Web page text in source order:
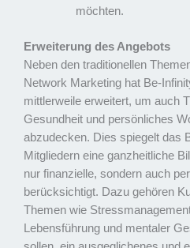
möchten.
Erweiterung des Angebots
Neben den traditionellen
Network Marketing hat Be-
mittlerweile erweitert, um auch
Gesundheit und persönliches
abzudecken. Dies spiegelt das
Mitgliedern eine ganzheitliche
nur finanzielle, sondern auch
berücksichtigt. Dazu gehören
Themen wie
Lebensführung und mentaler